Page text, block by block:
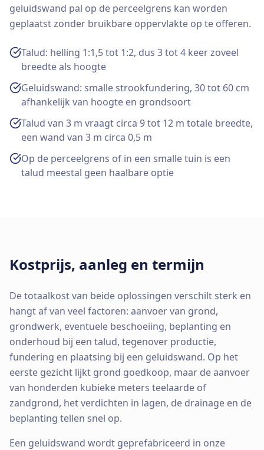
geluidswand pal op de perceelgrens kan worden
geplaatst zonder bruikbare oppervlakte op te offeren.
Talud: helling 1:1,5 tot 1:2, dus 3 tot 4 keer zoveel
breedte als hoogte
Geluidswand: smalle strookfundering, 30 tot 60 cm
afhankelijk van hoogte en grondsoort
Talud van 3 m vraagt circa 9 tot 12 m totale breedte,
een wand van 3 m circa 0,5 m
Op de perceelgrens of in een smalle tuin is een
talud meestal geen haalbare optie
Kostprijs, aanleg en termijn
De totaalkost van beide oplossingen verschilt sterk en
hangt af van veel factoren: aanvoer van grond,
grondwerk, eventuele beschoeiing, beplanting en
onderhoud bij een talud, tegenover productie,
fundering en plaatsing bij een geluidswand. Op het
eerste gezicht lijkt grond goedkoop, maar de aanvoer
van honderden kubieke meters teelaarde of
zandgrond, het verdichten in lagen, de drainage en de
beplanting tellen snel op.
Een geluidswand wordt geprefabriceerd in onze